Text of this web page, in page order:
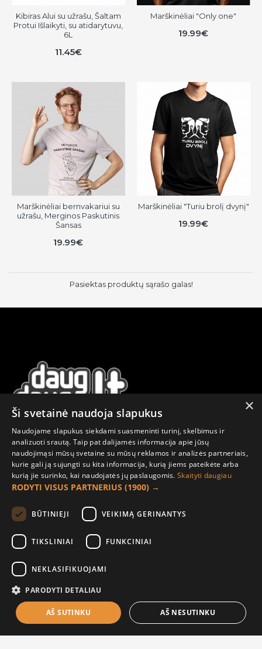
Kibiras Alui su užrašu, Šaltam
Protui Išlaikyti, su atidarytuvu,
6L
11.45€
Marškinėliai "Only one"
19.99€
Marškinėliai bernvakariui su
užrašu, Merginos Paskutinis
Šansas
19.99€
Marškinėliai "Turiu brolį dvynį"
19.99€
Pasiektas produktų sąrašo galas!
Sekite mus
Susisiekite
Grąžinimai
Pirkėjo paskyra
Mano paskyra
Užsakymai
Naujienlaiškiai
FILTER PRODUCTS
×
Ši svetainė naudoja slapukus
Naudojame slapukus siekdami suasmeninti turinį, skelbimus ir
analizuoti srautą. Taip pat dalijamės informacija apie jūsų
naudojimąsi mūsų svetaine su mūsų reklamos ir analizės partneriais,
kurie gali ją sujungti su kita informacija, kurią jiems pateikėte arba
kurią jie surinko, kai naudojatės jų paslaugomis.Skaityti daugiau
RODYTI VISUS PARTNERIUS (1900) →
BŪTINIEJI VEIKIMĄ GERINANTYS
TIKSLINIAI FUNKCINIAI
NEKLASIFIKUOJAMI
PARODYTI DETALIAU
AŠ SUTINKU AŠ NESUTINKU